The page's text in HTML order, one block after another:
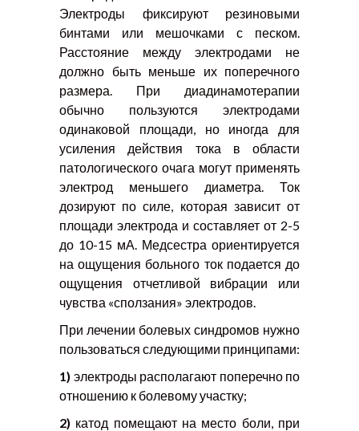
Электроды фиксируют резиновыми
бинтами или мешочками с песком.
Расстояние между электродами не
должно быть меньше их поперечного
размера. При диадинамотерапии
обычно пользуются электродами
одинаковой площади, но иногда для
усиления действия тока в области
патологического очага могут применять
электрод меньшего диаметра. Ток
дозируют по силе, которая зависит от
площади электрода и составляет от 2-5
до 10-15 мА. Медсестра ориентируется
на ощущения больного ток подается до
ощущения отчетливой вибрации или
чувства «сползания» электродов.
При лечении болевых синдромов нужно
пользоваться следующими принципами:
1) электроды располагают поперечно по
отношению к болевому участку;
2) катод помещают на место боли, при